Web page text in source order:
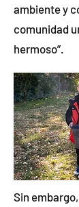
ambiente y
comunidad
hermoso”.
Sin